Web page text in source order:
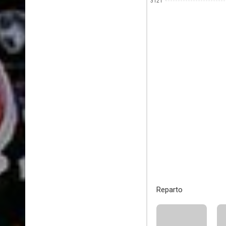
Reparto